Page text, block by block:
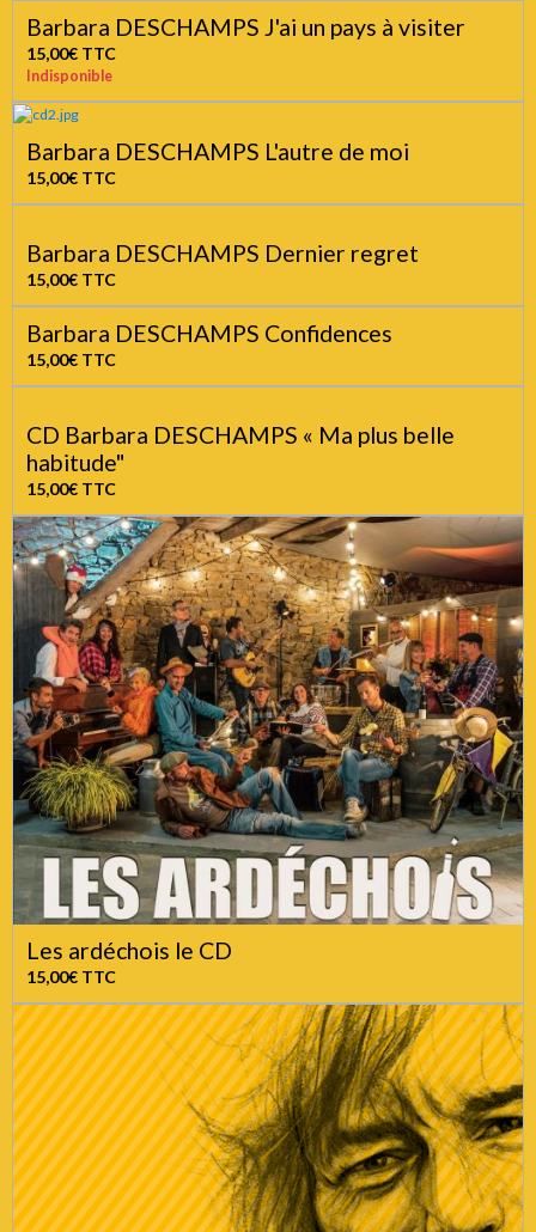
Barbara DESCHAMPS J'ai un pays à visiter
15,00€TTC
Indisponible
Barbara DESCHAMPS L'autre de moi
15,00€TTC
Barbara DESCHAMPS Dernier regret
15,00€TTC
Barbara DESCHAMPS Confidences
15,00€TTC
CD Barbara DESCHAMPS « Ma plus belle
habitude"
15,00€TTC
Les ardéchois le CD
15,00€TTC